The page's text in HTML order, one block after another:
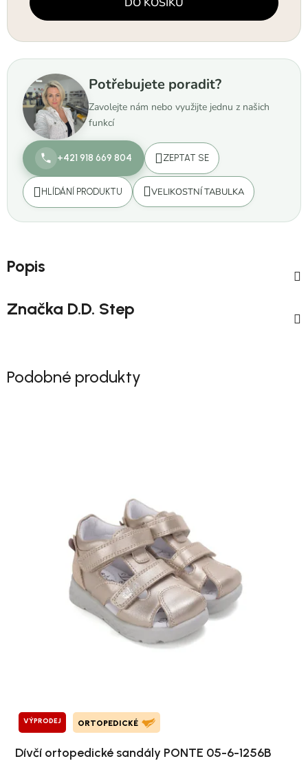
Potřebujete poradit?
Zavolejte nám nebo využijte jednu z našich
funkcí
+421 918 669 804 ZEPTAT SE
HLÍDÁNÍ PRODUKTU VELIKOSTNÍ TABULKA
Popis
Značka D.D. Step
Podobné produkty
VÝPRODEJ ORTOPEDICKÉ
Dívčí ortopedické sandály PONTE 05-6-1256B